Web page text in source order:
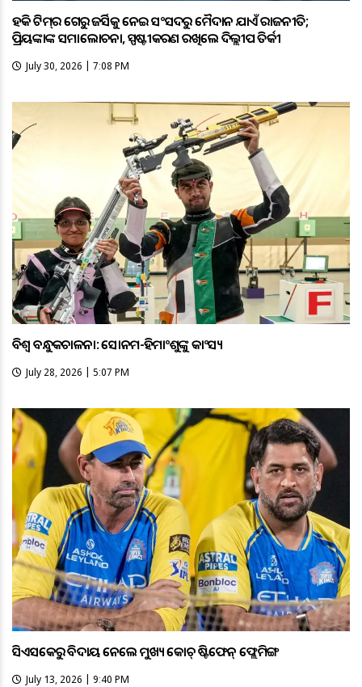
ହକି ଟିମ୍‌ର ଗେରୁଆ ଜର୍ସିକୁ ନେଇ ସଂସଦରୁ ମୈଦାନ ଯାଏଁ ରାଜନୀତି;
ପ୍ରିୟଙ୍କାଙ୍କ ସମାଲୋଚନା, ସ୍ପଷ୍ଟୀକରଣ ରଖିଲେ ଦିଲ୍ଲୀପ ତିର୍କୀ
July 30, 2026 | 7:08 PM
ବିଶ୍ବ ବନ୍ଧୁକଚାଳନା: ସୋନମ-ହିମାଂଶୁଙ୍କୁ କାଂସ୍ୟ
July 28, 2026 | 5:07 PM
ସିଏସକେରୁ ବିଦାୟ ନେଲେ ମୁଖ୍ୟ କୋଚ୍ ଷ୍ଟିଫେନ୍ ଫ୍ଲେମିଙ୍ଗ
July 13, 2026 | 9:40 PM